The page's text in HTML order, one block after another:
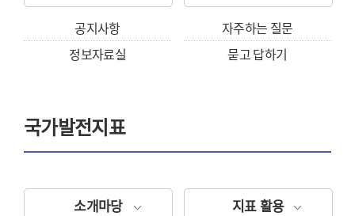
공지사항
정보자료실
자주하는 질문
묻고 답하기
국가발전지표
소개마당 지표 활용